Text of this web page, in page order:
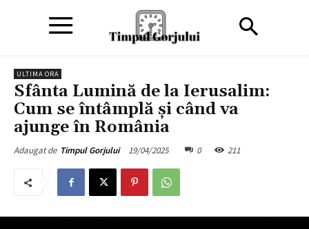
ULTIMA ORA
Sfânta Lumină de la Ierusalim:
Cum se întâmplă și când va
ajunge în România
Adaugat de Timpul Gorjului 19/04/2025 0 211